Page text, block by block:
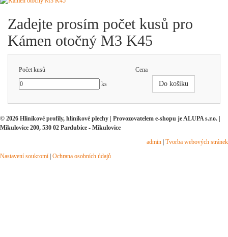
Zadejte prosím počet kusů pro
Kámen otočný M3 K45
Počet kusů
Cena
ks
Do košíku
© 2026 Hliníkové profily, hliníkové plechy | Provozovatelem e-shopu je ALUPA s.r.o. |
Mikulovice 200, 530 02 Pardubice - Mikulovice
admin Tvorba webových stránek
Nastavení soukromí Ochrana osobních údajů